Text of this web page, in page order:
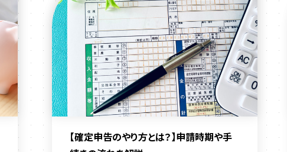
【確定申告のやり方とは？】申請時期や手